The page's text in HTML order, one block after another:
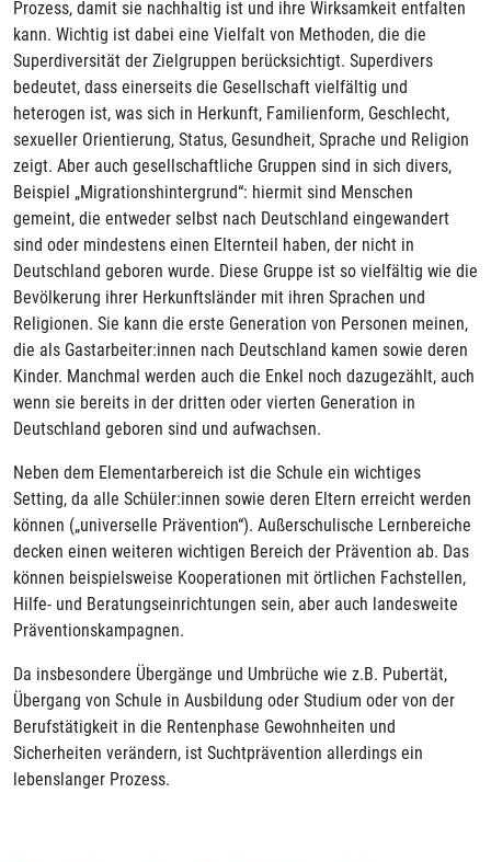
Prozess, damit sie nachhaltig ist und ihre Wirksamkeit entfalten
kann. Wichtig ist dabei eine Vielfalt von Methoden, die die
Superdiversität der Zielgruppen berücksichtigt. Superdivers
bedeutet, dass einerseits die Gesellschaft vielfältig und
heterogen ist, was sich in Herkunft, Familienform, Geschlecht,
sexueller Orientierung, Status, Gesundheit, Sprache und Religion
zeigt. Aber auch gesellschaftliche Gruppen sind in sich divers,
Beispiel „Migrationshintergrund“: hiermit sind Menschen
gemeint, die entweder selbst nach Deutschland eingewandert
sind oder mindestens einen Elternteil haben, der nicht in
Deutschland geboren wurde. Diese Gruppe ist so vielfältig wie die
Bevölkerung ihrer Herkunftsländer mit ihren Sprachen und
Religionen. Sie kann die erste Generation von Personen meinen,
die als Gastarbeiter:innen nach Deutschland kamen sowie deren
Kinder. Manchmal werden auch die Enkel noch dazugezählt, auch
wenn sie bereits in der dritten oder vierten Generation in
Deutschland geboren sind und aufwachsen.
Neben dem Elementarbereich ist die Schule ein wichtiges
Setting, da alle Schüler:innen sowie deren Eltern erreicht werden
können („universelle Prävention“). Außerschulische Lernbereiche
decken einen weiteren wichtigen Bereich der Prävention ab. Das
können beispielsweise Kooperationen mit örtlichen Fachstellen,
Hilfe- und Beratungseinrichtungen sein, aber auch landesweite
Präventionskampagnen.
Da insbesondere Übergänge und Umbrüche wie z.B. Pubertät,
Übergang von Schule in Ausbildung oder Studium oder von der
Berufstätigkeit in die Rentenphase Gewohnheiten und
Sicherheiten verändern, ist Suchtprävention allerdings ein
lebenslanger Prozess.